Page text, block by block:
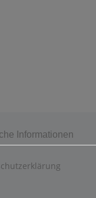
Informationen